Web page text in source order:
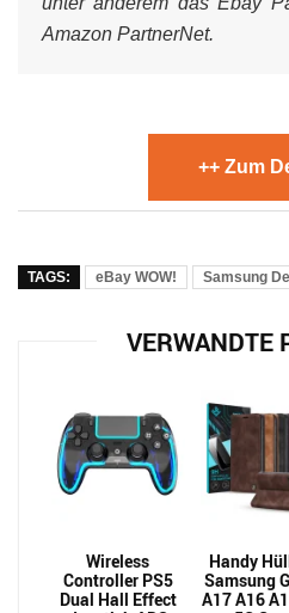
Amazon PartnerNet.
++ Zum
TAGS: eBay WOW! Samsung
VERWANDTE
Wireless
Controller PS5
Dual Hall Effect
Handy
Samsung
A17 A16